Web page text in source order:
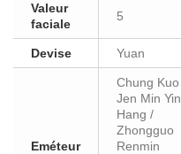
Valeur
faciale
5
Devise Yuan
Eméteur
Chung Kuo
Jen Min Yin
Hang /
Zhongguo
Renmin